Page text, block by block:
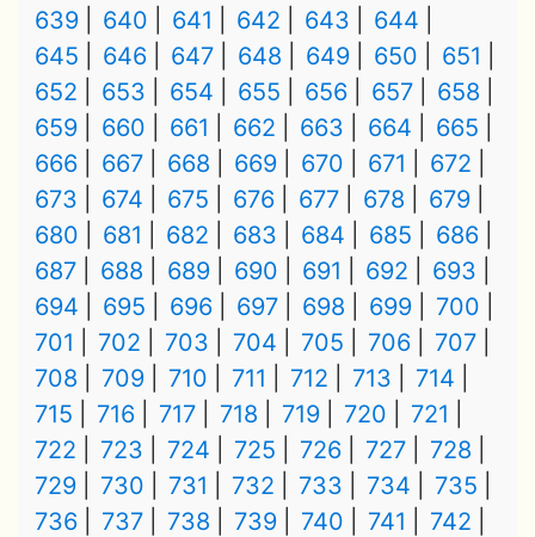
639
640 641 642 643
644
645
646 647 648 649 650
651
652
653 654 655 656 657
658
659
660 661 662 663 664
665
666
667 668 669 670 671
672
673
674 675 676 677 678
679
680
681 682 683 684 685
686
687
688 689 690 691 692
693
694
695 696 697 698 699
700
701
702 703 704 705 706
707
708
709 710 711 712 713
714
715
716 717 718 719 720
721
722
723 724 725 726 727
728
729
730 731 732 733 734
735
736
737 738 739 740 741
742